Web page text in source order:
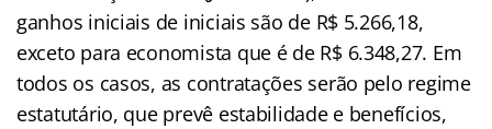
ganhos iniciais de iniciais são de R$ 5.266,18,
exceto para economista que é de R$ 6.348,27. Em
todos os casos, as contratações serão pelo regime
estatutário, que prevê estabilidade e benefícios,